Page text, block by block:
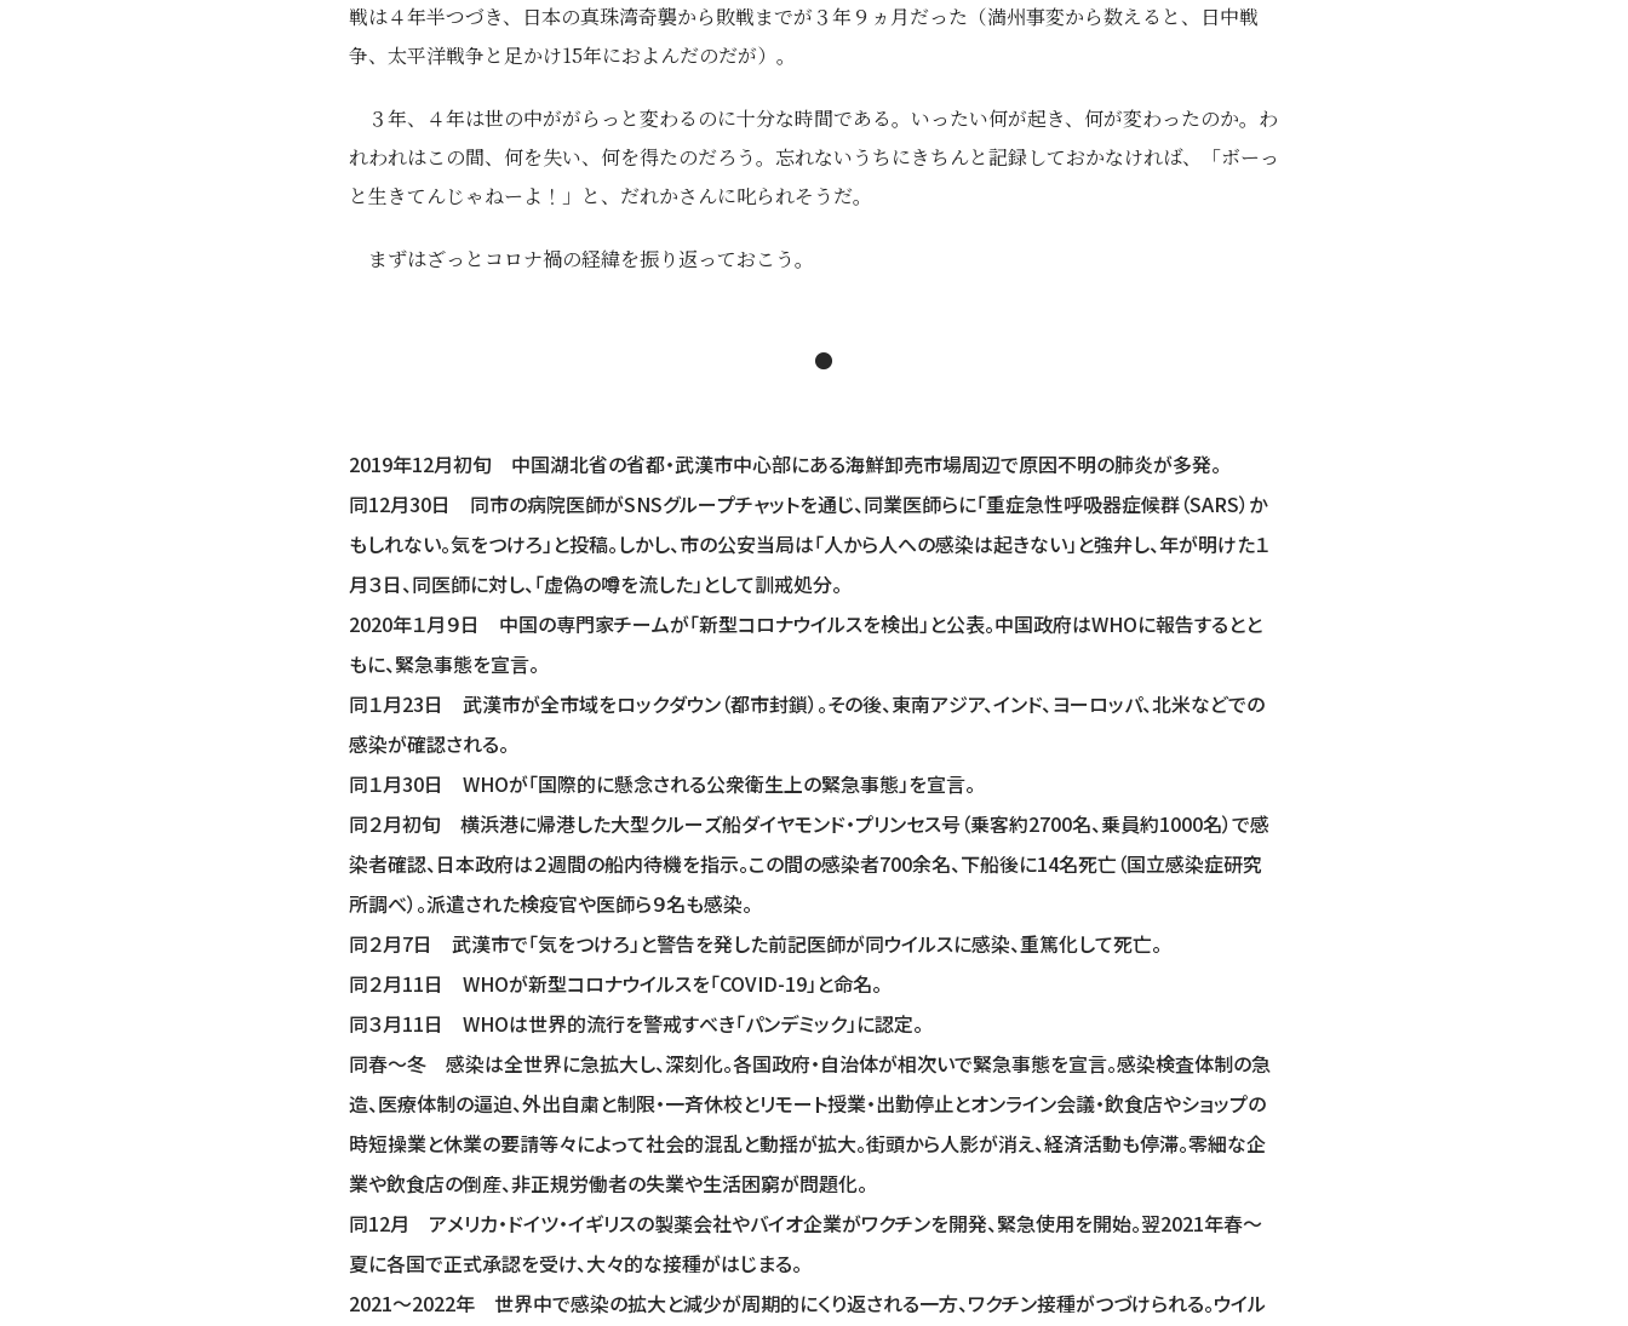
戦は４年半つづき、日本の真珠湾奇襲から敗戦までが３年９ヵ月だった（満州事変から数えると、日中戦
争、太平洋戦争と足かけ15年におよんだのだが）。
３年、４年は世の中ががらっと変わるのに十分な時間である。いったい何が起き、何が変わったのか。わ
れわれはこの間、何を失い、何を得たのだろう。忘れないうちにきちんと記録しておかなければ、「ボーっ
と生きてんじゃねーよ！」と、だれかさんに叱られそうだ。
まずはざっとコロナ禍の経緯を振り返っておこう。
●
2019年12月初旬 中国湖北省の省都・武漢市中心部にある海鮮卸売市場周辺で原因不明の肺炎が多発。
同12月30日 同市の病院医師がSNSグループチャットを通じ、同業医師らに「重症急性呼吸器症候群（SARS）か
もしれない。気をつけろ」と投稿。しかし、市の公安当局は「人から人への感染は起きない」と強弁し、年が明けた１
月３日、同医師に対し、「虚偽の噂を流した」として訓戒処分。
2020年１月９日 中国の専門家チームが「新型コロナウイルスを検出」と公表。中国政府はWHOに報告するとと
もに、緊急事態を宣言。
同１月23日 武漢市が全市域をロックダウン（都市封鎖）。その後、東南アジア、インド、ヨーロッパ、北米などでの
感染が確認される。
同１月30日 WHOが「国際的に懸念される公衆衛生上の緊急事態」を宣言。
同２月初旬 横浜港に帰港した大型クルーズ船ダイヤモンド・プリンセス号（乗客約2700名、乗員約1000名）で感
染者確認、日本政府は２週間の船内待機を指示。この間の感染者700余名、下船後に14名死亡（国立感染症研究
所調べ）。派遣された検疫官や医師ら９名も感染。
同２月7日 武漢市で「気をつけろ」と警告を発した前記医師が同ウイルスに感染、重篤化して死亡。
同２月11日 WHOが新型コロナウイルスを「COVID-19」と命名。
同３月11日 WHOは世界的流行を警戒すべき「パンデミック」に認定。
同春～冬 感染は全世界に急拡大し、深刻化。各国政府・自治体が相次いで緊急事態を宣言。感染検査体制の急
造、医療体制の逼迫、外出自粛と制限・一斉休校とリモート授業・出勤停止とオンライン会議・飲食店やショップの
時短操業と休業の要請等々によって社会的混乱と動揺が拡大。街頭から人影が消え、経済活動も停滞。零細な企
業や飲食店の倒産、非正規労働者の失業や生活困窮が問題化。
同12月 アメリカ・ドイツ・イギリスの製薬会社やバイオ企業がワクチンを開発、緊急使用を開始。翌2021年春～
夏に各国で正式承認を受け、大々的な接種がはじまる。
2021～2022年 世界中で感染の拡大と減少が周期的にくり返される一方、ワクチン接種がつづけられる。ウイル